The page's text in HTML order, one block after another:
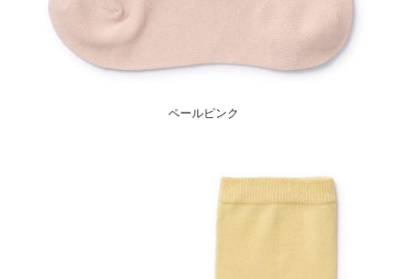
ペールピンク